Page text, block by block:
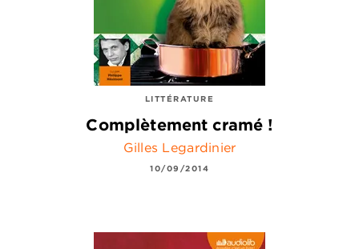
LITTÉRATURE
Complètement cramé !
Gilles Legardinier
10/09/2014